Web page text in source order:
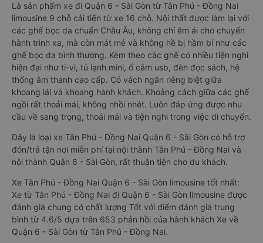
Là sản phẩm xe đi Quận 6 - Sài Gòn từ Tân Phú - Đồng Nai
limousine 9 chỗ cải tiến từ xe 16 chỗ. Nội thất được làm lại với
các ghế bọc da chuẩn Châu Âu, không chỉ êm ái cho chuyến
hành trình xa, mà còn mát mẻ và không hề bị hầm bí như các
ghế bọc da bình thường. Kèm theo các ghế có nhiều tiện nghi
hiện đại như ti-vi, tủ lạnh mini, ổ cắm usb, đèn đọc sách, hệ
thống âm thanh cao cấp. Có vách ngăn riêng biệt giữa
khoang lái và khoang hành khách. Khoảng cách giữa các ghế
ngồi rất thoải mái, không nhồi nhét. Luôn đáp ứng được nhu
cầu về sang trọng, thoải mái và tiện nghi trong việc di chuyển.
Đây là loại xe Tân Phú - Đồng Nai Quận 6 - Sài Gòn có hỗ trợ
đón/trả tận nơi miễn phí tại nội thành Tân Phú - Đồng Nai và
nội thành Quận 6 - Sài Gòn, rất thuận tiện cho du khách.
Xe Tân Phú - Đồng Nai Quận 6 - Sài Gòn limousine tốt nhất:
Xe từ Tân Phú - Đồng Nai đi Quận 6 - Sài Gòn limousine được
đánh giá chung có chất lượng Tốt với điểm đánh giá trung
bình từ 4.6/5 dựa trên 653 phản hồi của hành khách Xe về
Quận 6 - Sài Gòn từ Tân Phú - Đồng Nai.